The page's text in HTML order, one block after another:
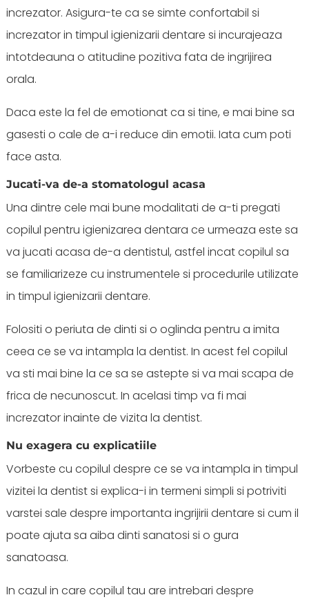
increzator. Asigura-te ca se simte confortabil si
increzator in timpul igienizarii dentare si incurajeaza
intotdeauna o atitudine pozitiva fata de ingrijirea
orala.
Daca este la fel de emotionat ca si tine, e mai bine sa
gasesti o cale de a-i reduce din emotii. Iata cum poti
face asta.
Jucati-va de-a stomatologul acasa
Una dintre cele mai bune modalitati de a-ti pregati
copilul pentru igienizarea dentara ce urmeaza este sa
va jucati acasa de-a dentistul, astfel incat copilul sa
se familiarizeze cu instrumentele si procedurile utilizate
in timpul igienizarii dentare.
Folositi o periuta de dinti si o oglinda pentru a imita
ceea ce se va intampla la dentist. In acest fel copilul
va sti mai bine la ce sa se astepte si va mai scapa de
frica de necunoscut. In acelasi timp va fi mai
increzator inainte de vizita la dentist.
Nu exagera cu explicatiile
Vorbeste cu copilul despre ce se va intampla in timpul
vizitei la dentist si explica-i in termeni simpli si potriviti
varstei sale despre importanta ingrijirii dentare si cum il
poate ajuta sa aiba dinti sanatosi si o gura
sanatoasa.
In cazul in care copilul tau are intrebari despre